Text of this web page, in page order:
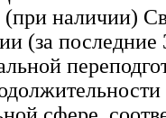
наличии)
(за последние